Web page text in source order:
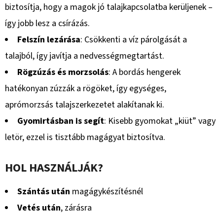
biztosítja, hogy a magok jó talajkapcsolatba kerüljenek –
így jobb lesz a csírázás.
Felszín lezárása: Csökkenti a víz párolgását a
talajból, így javítja a nedvességmegtartást.
Rögzúzás és morzsolás: A bordás hengerek
hatékonyan zúzzák a rögöket, így egységes,
aprómorzsás talajszerkezetet alakítanak ki.
Gyomirtásban is segít: Kisebb gyomokat „kiüt” vagy
letör, ezzel is tisztább magágyat biztosítva.
HOL HASZNÁLJÁK?
Szántás után magágykészítésnél
Vetés után, zárásra